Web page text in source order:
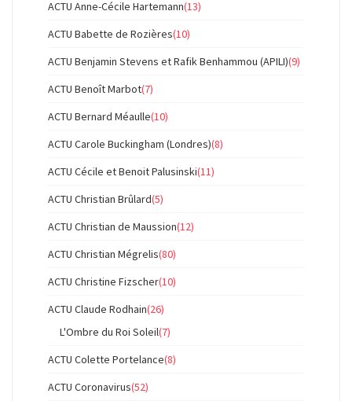
ACTU Anne-Cécile Hartemann(13)
ACTU Babette de Rozières(10)
ACTU Benjamin Stevens et Rafik Benhammou (APILI)(9)
ACTU Benoît Marbot(7)
ACTU Bernard Méaulle(10)
ACTU Carole Buckingham (Londres)(8)
ACTU Cécile et Benoit Palusinski(11)
ACTU Christian Brûlard(5)
ACTU Christian de Maussion(12)
ACTU Christian Mégrelis(80)
ACTU Christine Fizscher(10)
ACTU Claude Rodhain(26)
L'Ombre du Roi Soleil(7)
ACTU Colette Portelance(8)
ACTU Coronavirus(52)